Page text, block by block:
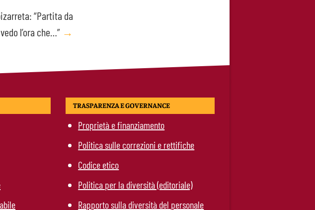
“Partita da
l’ora che…” →
TRASPARENZA E GOVERNANCE
Proprietà e finanziamento
Politica sulle correzioni e rettifiche
Codice etico
Politica per la diversità (editoriale)
Rapporto sulla diversità del personale